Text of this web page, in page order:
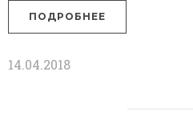
ПОДРОБНЕЕ
14.04.2018